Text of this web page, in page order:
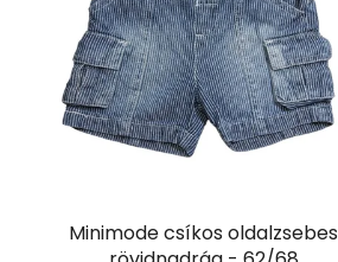
Minimode csíkos oldalzsebes